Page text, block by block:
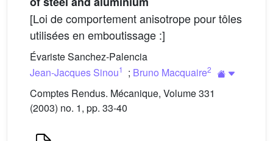
[Loi de comportement anisotrope pour tôles
utilisées en emboutissage :]
Évariste Sanchez-Palencia
Jean-Jacques Sinou1 ; Bruno Macquaire2
Comptes Rendus. Mécanique, Volume 331
(2003) no. 1, pp. 33-40